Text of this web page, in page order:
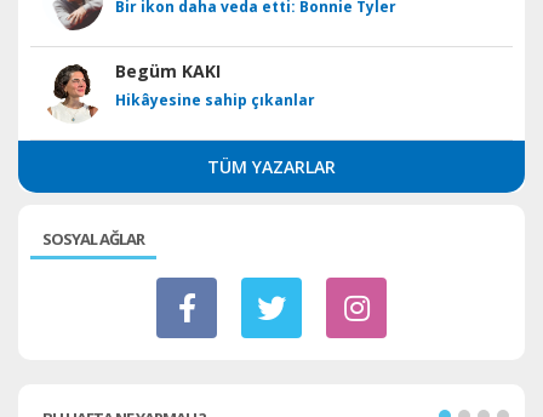
Bir ikon daha veda etti: Bonnie Tyler
Begüm KAKI
Hikâyesine sahip çıkanlar
TÜM YAZARLAR
SOSYAL AĞLAR